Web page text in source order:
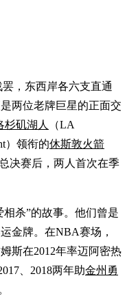
罢，东西岸各六支直通
两位老牌巨星的正面交
杉矶湖人
（LA
）领衔的休斯敦火箭
总决赛后，两人首次在季
杀”的故事。他们曾是
金牌。在NBA赛场，
斯在2012年率迈阿密热
、2018两年助金州勇